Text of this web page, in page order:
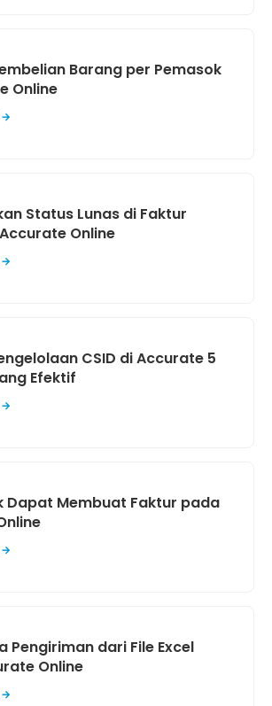
Barang per Pemasok
Online
Status Lunas di Faktur
Online
CSID di Accurate 5
Efektif
Dapat Membuat Faktur pada
Pengiriman dari File Excel
Online